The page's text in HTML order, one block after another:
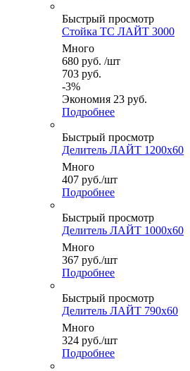
Быстрый просмотр
Стойка ТС ЛАЙТ 3000
Много
680 руб. /шт
703 руб.
-3%
Экономия 23 руб.
Подробнее
Быстрый просмотр
Делитель ЛАЙТ 1200x60
Много
407 руб./шт
Подробнее
Быстрый просмотр
Делитель ЛАЙТ 1000x60
Много
367 руб./шт
Подробнее
Быстрый просмотр
Делитель ЛАЙТ 790x60
Много
324 руб./шт
Подробнее